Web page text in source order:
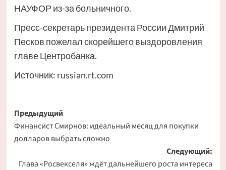
НАУФОР из-за больничного.
Пресс-секретарь президента России Дмитрий
Песков пожелал скорейшего выздоровления
главе Центробанка.
Источник: russian.rt.com
Навигация
записи
Предыдущий
Финансист Смирнов: идеальный месяц для покупки
долларов выбрать сложно
Следующий:
Глава «Росвекселя» ждёт дальнейшего роста интереса